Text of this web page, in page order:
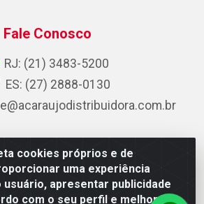
cookies próprios e de
uma experiência
usuário, apresentar publicidade
com o seu perfil e melhorar a
Fale Conosco
RJ: (21) 3483-5200
ES: (27) 2888-0130
- Rua Carneiro de Campos, 42 -
de Janeiro/RJ - CEP 20.920-410 -
08.744.753/0003-85